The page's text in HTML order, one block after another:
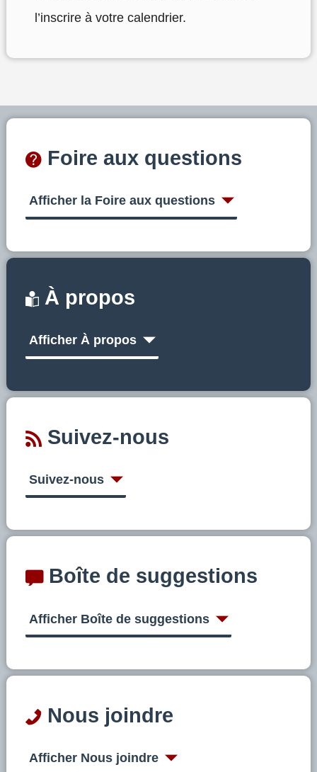
l’inscrire à votre calendrier.
Foire aux questions
Afficher la Foire aux questions
À propos
Afficher À propos
Suivez-nous
Suivez-nous
Boîte de suggestions
Afficher Boîte de suggestions
Nous joindre
Afficher Nous joindre